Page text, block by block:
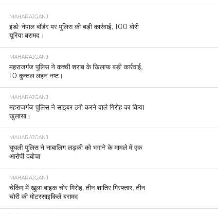
MAHARAJGANJ
इंडो-नेपाल बॉर्डर पर पुलिस की बड़ी कार्रवाई, 100 बोरी
यूरिया बरामद।
MAHARAJGANJ
महराजगंज पुलिस ने कच्ची शराब के खिलाफ बड़ी कार्रवाई,
10 कुन्तल लहन नष्ट।
MAHARAJGANJ
महराजगंज पुलिस ने साइबर ठगी करने वाले गिरोह का किया
खुलासा।
MAHARAJGANJ
घुघली पुलिस ने नाबालिग लड़की को भगाने के मामले में एक
आरोपी दबोचा
MAHARAJGANJ
चेकिंग में खुला बाइक चोर गिरोह, तीन शातिर गिरफ्तार, तीन
चोरी की मोटरसाइकिलें बरामद